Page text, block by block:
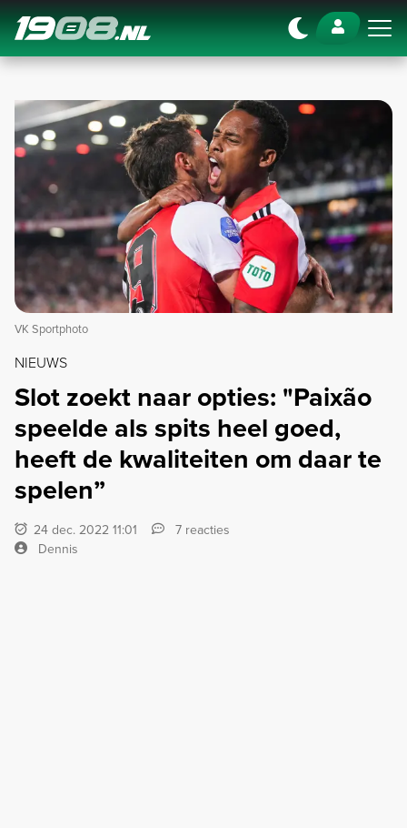
Navigation
VK Sportphoto
NIEUWS
Slot zoekt naar opties: "Paixão
speelde als spits heel goed,
heeft de kwaliteiten om daar te
spelen”
24 dec. 2022 11:01
7 reacties
Dennis